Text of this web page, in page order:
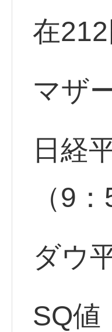
在
マザ
日経
（9
ダウ
SQ